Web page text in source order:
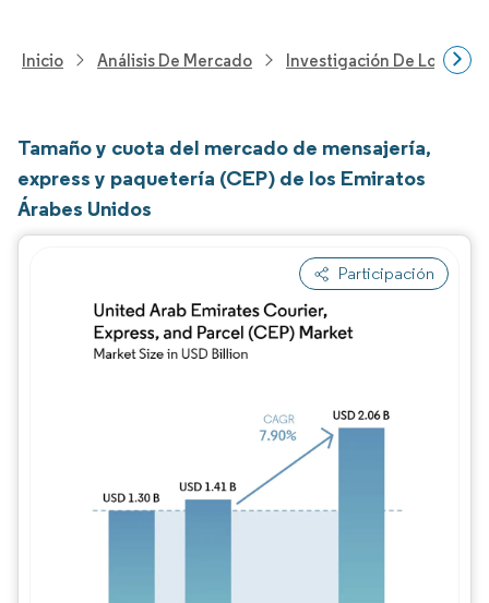
Inicio Análisis De Mercado Investigación De Logística
Tamaño y cuota del mercado de mensajería,
express y paquetería (CEP) de los Emiratos
Árabes Unidos
Participación